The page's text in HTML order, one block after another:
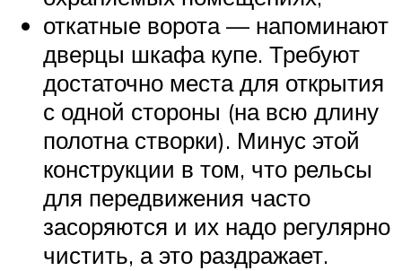
откатные ворота — напоминают
дверцы шкафа купе. Требуют
достаточно места для открытия
с одной стороны (на всю длину
полотна створки). Минус этой
конструкции в том, что рельсы
для передвижения часто
засоряются и их надо регулярно
чистить, а это раздражает.